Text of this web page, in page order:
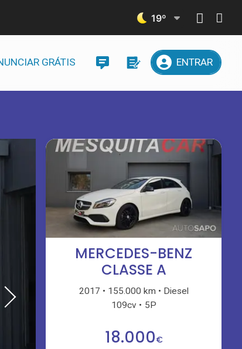
19º
GRÁTIS ENTRAR
MERCEDES-BENZ
CLASSE A
2017 155.000 km
Diesel
109cv
5P
18.000€